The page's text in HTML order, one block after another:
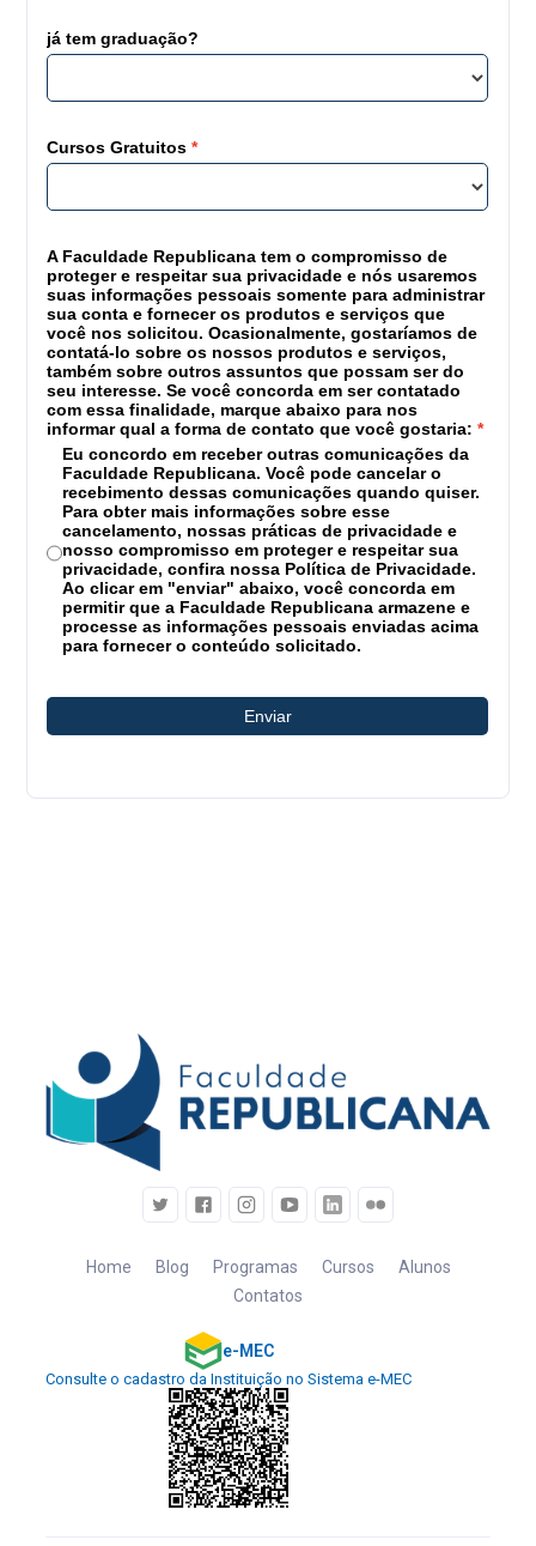
Home Blog Programas Cursos
Alunos
Contatos
e-MEC
Consulte o cadastro da Instituição no Sistema e-MEC